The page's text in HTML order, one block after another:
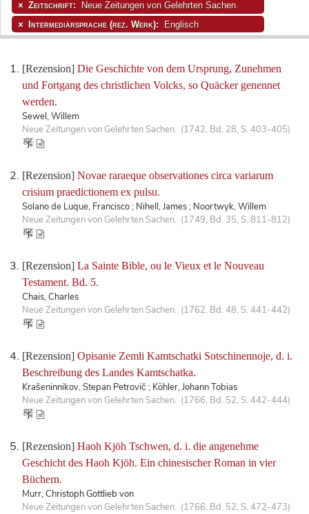
[Rezension] Die Geschichte von dem Ursprung, Zunehmen
und Fortgang des christlichen Volcks, so Quäcker genennet
werden.
Sewel, Willem
Neue Zeitungen von Gelehrten Sachen. (1742, Bd. 28, S. 403-405)
[Rezension] Novae raraeque observationes circa variarum
crisium praedictionem ex pulsu.
Solano de Luque, Francisco ; Nihell, James ; Noortwyk, Willem
Neue Zeitungen von Gelehrten Sachen. (1749, Bd. 35, S. 811-812)
[Rezension] La Sainte Bible, ou le Vieux et le Nouveau
Testament. Bd. 5.
Chais, Charles
Neue Zeitungen von Gelehrten Sachen. (1762, Bd. 48, S. 441-442)
[Rezension] Opisanie Zemli Kamtschatki Sotschinennoje, d. i.
Beschreibung des Landes Kamtschatka.
Krašeninnikov, Stepan Petrovič ; Köhler, Johann Tobias
Neue Zeitungen von Gelehrten Sachen. (1766, Bd. 52, S. 442-444)
[Rezension] Haoh Kjöh Tschwen, d. i. die angenehme
Geschicht des Haoh Kjöh. Ein chinesischer Roman in vier
Büchern.
Murr, Christoph Gottlieb von
Neue Zeitungen von Gelehrten Sachen. (1766, Bd. 52, S. 472-473)
Zeitschrift: Neue Zeitungen von Gelehrten Sachen.
Intermediärsprache (rez. Werk): Englisch